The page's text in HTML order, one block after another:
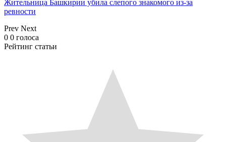
Жительница Башкирии убила слепого знакомого из-за
ревности
Prev Next
0 0 голоса
Рейтинг статьи